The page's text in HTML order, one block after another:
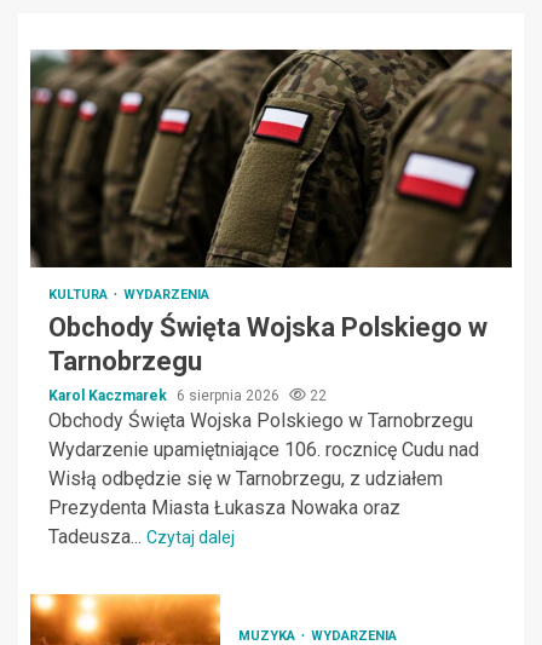
KULTURA WYDARZENIA
Obchody Święta Wojska Polskiego w
Tarnobrzegu
Karol Kaczmarek 6 sierpnia 2026 22
Obchody Święta Wojska Polskiego w Tarnobrzegu
Wydarzenie upamiętniające 106. rocznicę Cudu nad
Wisłą odbędzie się w Tarnobrzegu, z udziałem
Prezydenta Miasta Łukasza Nowaka oraz
Tadeusza... Czytaj dalej
MUZYKA WYDARZENIA